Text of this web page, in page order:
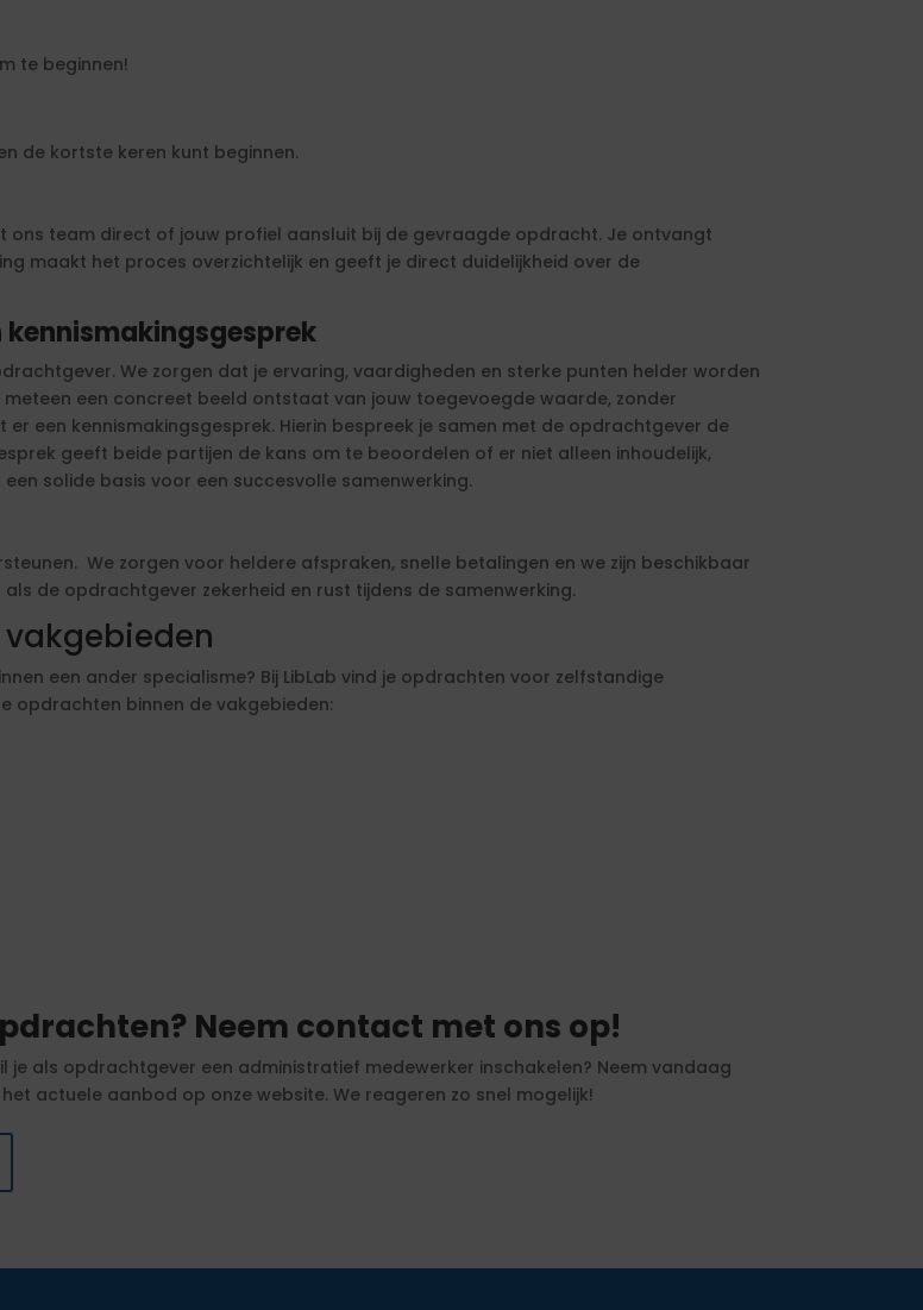
te beginnen!
de kortste keren kunt beginnen.
ons team direct of jouw profiel aansluit bij de gevraagde opdracht. Je ontvangt
maakt het proces overzichtelijk en geeft je direct duidelijkheid over de
We zorgen dat je ervaring, vaardigheden en sterke punten helder worden
een concreet beeld ontstaat van jouw toegevoegde waarde, zonder
een kennismakingsgesprek. Hierin bespreek je samen met de opdrachtgever de
geeft beide partijen de kans om te beoordelen of er niet alleen inhoudelijk,
solide basis voor een succesvolle samenwerking.
We zorgen voor heldere afspraken, snelle betalingen en we zijn beschikbaar
de opdrachtgever zekerheid en rust tijdens de samenwerking.
een ander specialisme? Bij LibLab vind je opdrachten voor zelfstandige
opdrachten binnen de vakgebieden:
Neem contact met ons op!
als opdrachtgever een administratief medewerker inschakelen? Neem vandaag
actuele aanbod op onze website. We reageren zo snel mogelijk!